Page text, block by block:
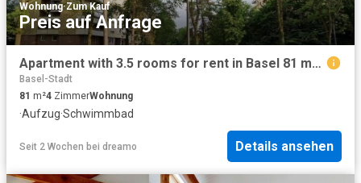
Wohnung·Zum Kauf
Preis auf Anfrage
Apartment with 3.5 rooms for rent in Basel 81 m² | dreamo. Ch
Basel-Stadt
81 m²4 ZimmerWohnung
·Aufzug·Schwimmbad
Seit 2 Wochen bei dreamo Details ansehen